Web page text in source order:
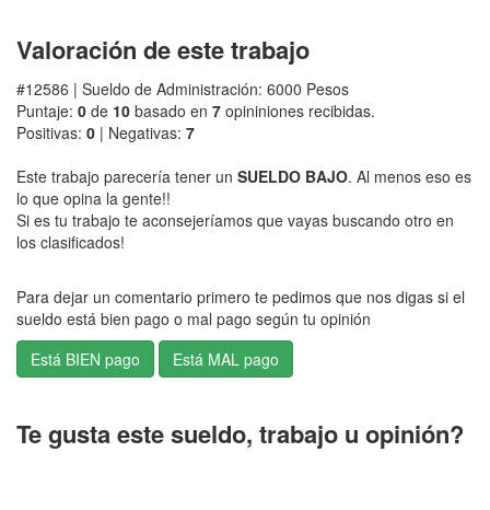
Valoración de este trabajo
#12586 | Sueldo de Administración: 6000 Pesos
Puntaje: 0 de 10 basado en 7 opininiones recibidas.
Positivas: 0 | Negativas: 7
Este trabajo parecería tener un SUELDO BAJO. Al menos eso es
lo que opina la gente!!
Si es tu trabajo te aconsejeríamos que vayas buscando otro en
los clasificados!
Para dejar un comentario primero te pedimos que nos digas si el
sueldo está bien pago o mal pago según tu opinión
Te gusta este sueldo, trabajo u opinión?